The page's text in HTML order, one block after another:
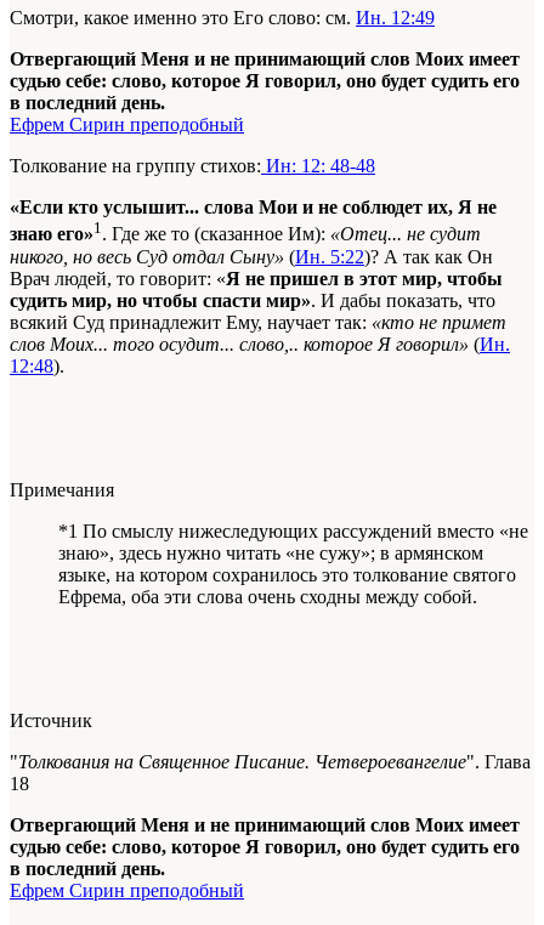
Смотри, какое именно это Его слово: см. Ин. 12:49
Отвергающий Меня и не принимающий слов Моих имеет
судью себе: слово, которое Я говорил, оно будет судить его
в последний день.
Ефрем Сирин преподобный
Толкование на группу стихов: Ин: 12: 48-48
«Если кто услышит... слова Мои и не соблюдет их, Я не
знаю его»1. Где же то (сказанное Им): «Отец... не судит
никого, но весь Суд отдал Сыну» (Ин. 5:22)? А так как Он
Врач людей, то говорит: «Я не пришел в этот мир, чтобы
судить мир, но чтобы спасти мир». И дабы показать, что
всякий Суд принадлежит Ему, научает так: «кто не примет
слов Моих... того осудит... слово,.. которое Я говорил» (Ин.
12:48).
Примечания
*1 По смыслу нижеследующих рассуждений вместо «не
знаю», здесь нужно читать «не сужу»; в армянском
языке, на котором сохранилось это толкование святого
Ефрема, оба эти слова очень сходны между собой.
Источник
"Толкования на Священное Писание. Четвероевангелие". Глава
18
Отвергающий Меня и не принимающий слов Моих имеет
судью себе: слово, которое Я говорил, оно будет судить его
в последний день.
Ефрем Сирин преподобный